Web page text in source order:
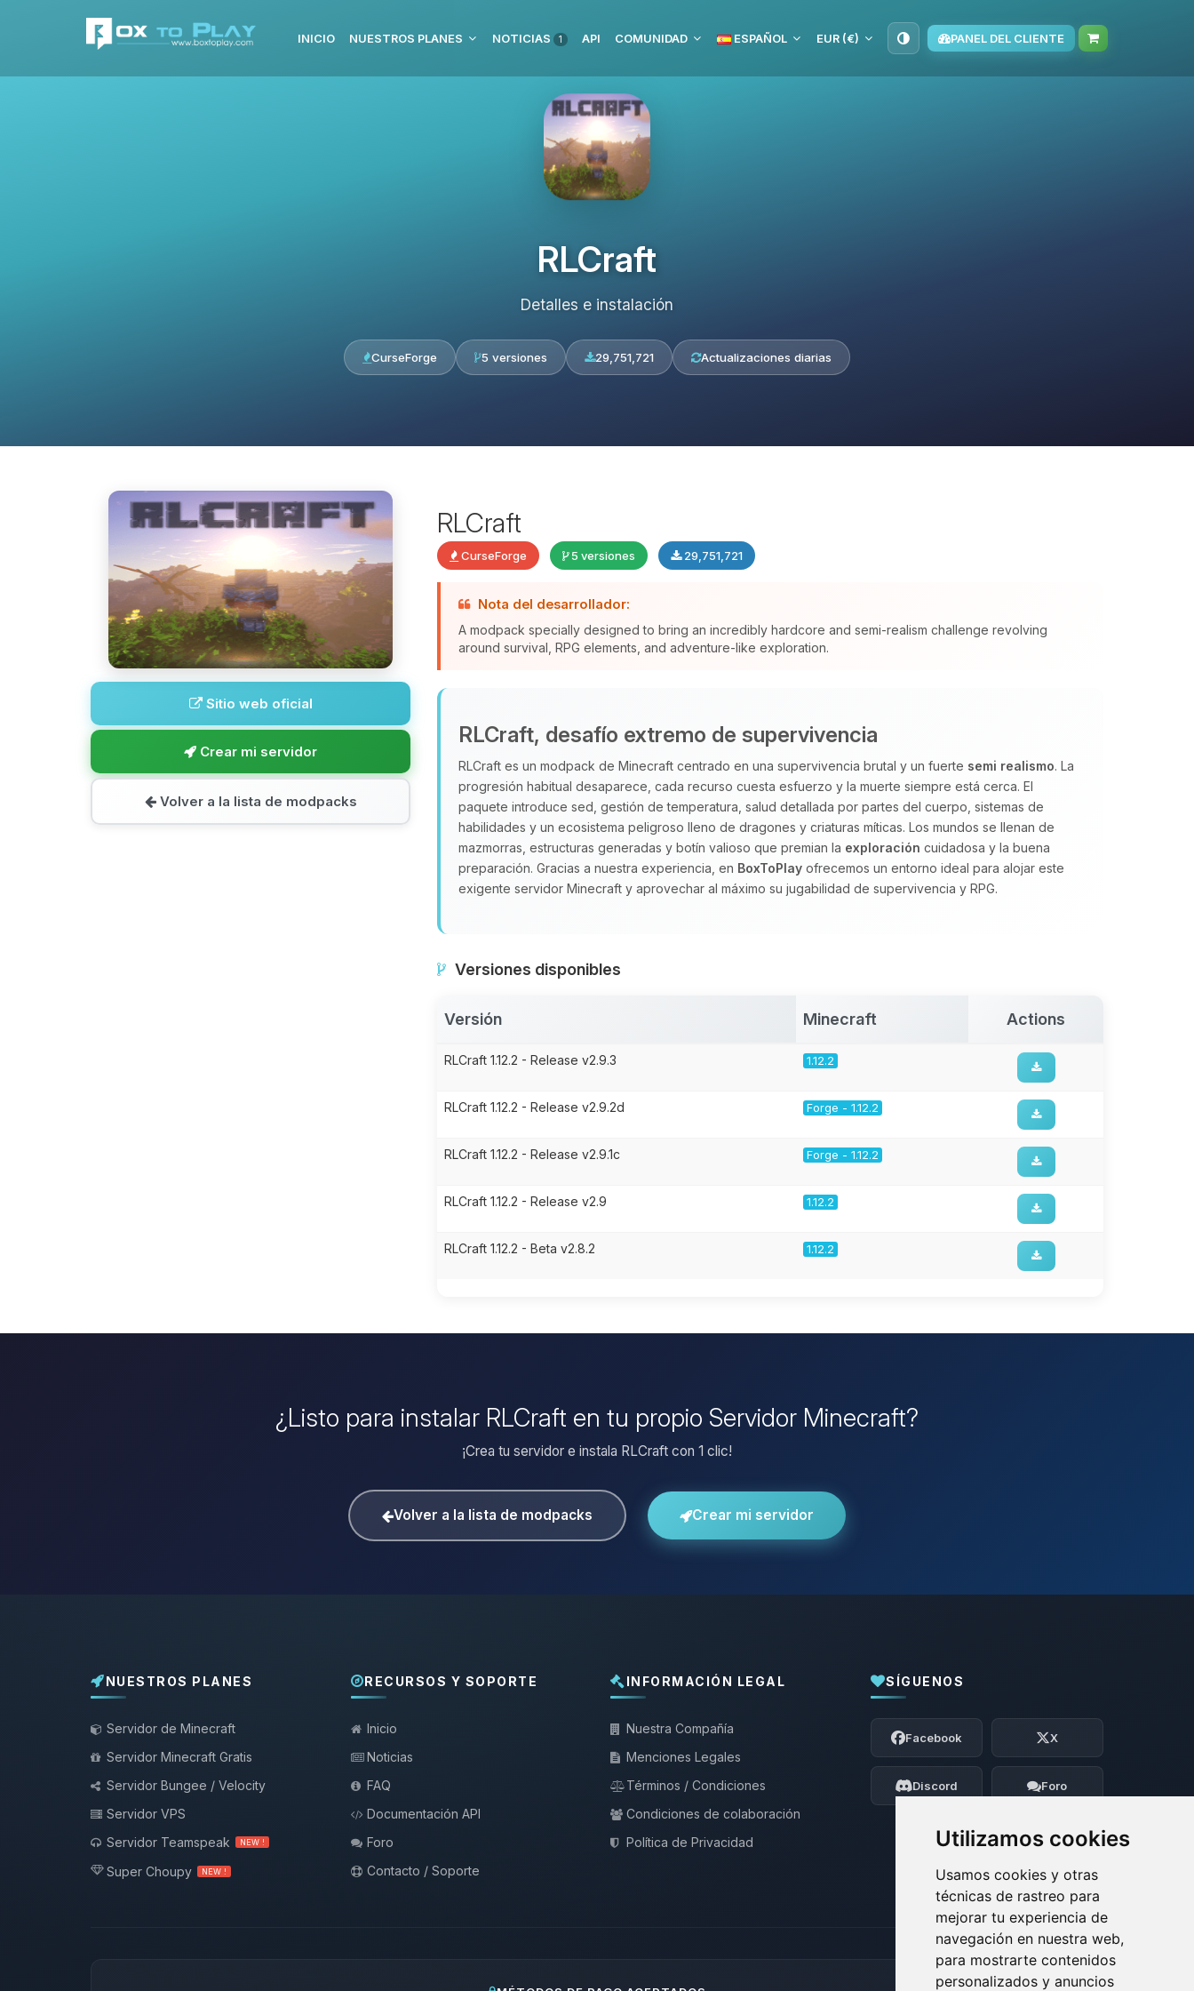
Utilizamos cookies
Usamos cookies y otras
técnicas de rastreo para
mejorar tu experiencia de
navegación en nuestra web,
para mostrarte contenidos
personalizados y anuncios
INICIO NUESTROS PLANES NOTICIAS 1 API COMUNIDAD ESPAÑOL EUR (€) PANEL DEL CLIENTE
RLCraft
Detalles e instalación
CurseForge 5 versiones 29,751,721 Actualizaciones diarias
Sitio web oficial
Crear mi servidor
Volver a la lista de modpacks
RLCraft
CurseForge 5 versiones 29,751,721
Nota del desarrollador:
A modpack specially designed to bring an incredibly hardcore and semi-realism challenge revolving
around survival, RPG elements, and adventure-like exploration.
RLCraft, desafío extremo de supervivencia
RLCraft es un modpack de Minecraft centrado en una supervivencia brutal y un fuerte semi realismo. La
progresión habitual desaparece, cada recurso cuesta esfuerzo y la muerte siempre está cerca. El
paquete introduce sed, gestión de temperatura, salud detallada por partes del cuerpo, sistemas de
habilidades y un ecosistema peligroso lleno de dragones y criaturas míticas. Los mundos se llenan de
mazmorras, estructuras generadas y botín valioso que premian la exploración cuidadosa y la buena
preparación. Gracias a nuestra experiencia, en BoxToPlay ofrecemos un entorno ideal para alojar este
exigente servidor Minecraft y aprovechar al máximo su jugabilidad de supervivencia y RPG.
Versiones disponibles
Versión Minecraft Actions
RLCraft 1.12.2 - Release v2.9.3 1.12.2
RLCraft 1.12.2 - Release v2.9.2d Forge - 1.12.2
RLCraft 1.12.2 - Release v2.9.1c Forge - 1.12.2
RLCraft 1.12.2 - Release v2.9 1.12.2
RLCraft 1.12.2 - Beta v2.8.2 1.12.2
¿Listo para instalar RLCraft en tu propio Servidor Minecraft?
¡Crea tu servidor e instala RLCraft con 1 clic!
Volver a la lista de modpacks Crear mi servidor
NUESTROS PLANES
Servidor de Minecraft
Servidor Minecraft Gratis
Servidor Bungee / Velocity
Servidor VPS
Servidor Teamspeak
NEW !
Super Choupy NEW !
RECURSOS Y SOPORTE
Inicio
Noticias
FAQ
Documentación API
Foro
Contacto / Soporte
INFORMACIÓN LEGAL
Nuestra Compañía
Menciones Legales
Términos / Condiciones
Condiciones de colaboración
Política de Privacidad
SÍGUENOS
Facebook X
Discord Foro
Yupi, por fin alguien con quien hablar!
Soy Choupy, tu pequeno asistente de
BoxToPlay. Cuentame que necesitas y
moveré mis pequenos circuitos para
ayudarte.
06/08/2026 16:32